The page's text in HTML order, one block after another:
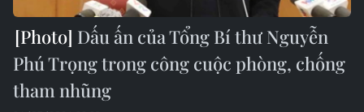
Dấu ấn của Tổng Bí thư Nguyễn
Phú Trọng trong công cuộc phòng, chống
tham nhũng